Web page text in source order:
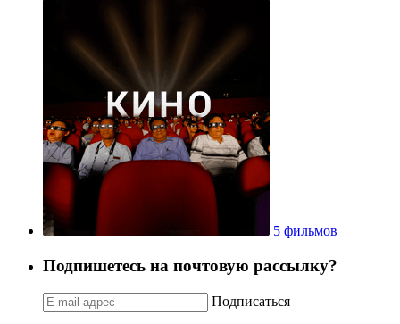
5 фильмов
Подпишетесь на почтовую рассылку?
Подписаться